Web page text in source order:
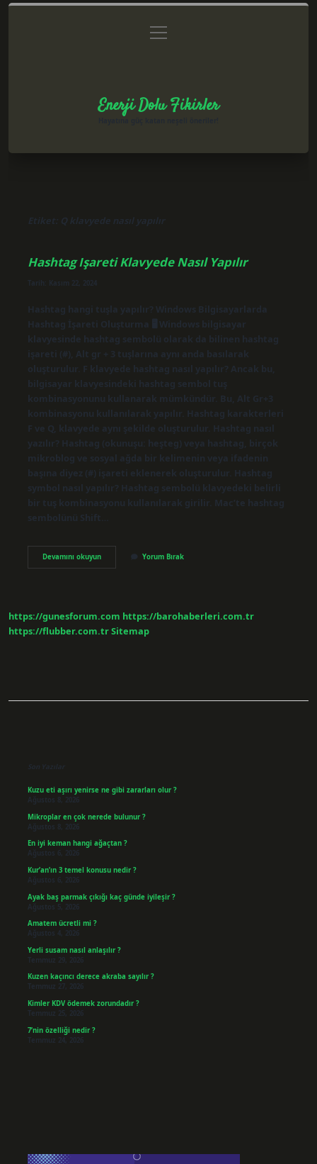
Gizlilik Politikası
menüyü
aç
Enerji Dolu Fikirler
Etiket: Q klavyede nasıl yapılır
Hashtag Işareti Klavyede Nasıl Yapılır
Tarih: Kasım 22, 2024
Hashtag hangi tuşla yapılır? Windows Bilgisayarlarda
Hashtag İşareti Oluşturma 🖥 Windows bilgisayar
klavyesinde hashtag sembolü olarak da bilinen hashtag
işareti (#), Alt gr + 3 tuşlarına aynı anda basılarak
oluşturulur. F klavyede hashtag nasıl yapılır? Ancak bu,
bilgisayar klavyesindeki hashtag sembol tuş
kombinasyonunu kullanarak mümkündür. Bu, Alt Gr+3
kombinasyonu kullanılarak yapılır. Hashtag karakterleri
F ve Q, klavyede aynı şekilde oluşturulur. Hashtag nasıl
yazılır? Hashtag (okunuşu: heşteg) veya hashtag, birçok
mikroblog ve sosyal ağda bir kelimenin veya ifadenin
başına diyez (#) işareti eklenerek oluşturulur. Hashtag
symbol nasıl yapılır? Hashtag sembolü klavyedeki belirli
bir tuş kombinasyonu kullanılarak girilir. Mac’te hashtag
sembolünü Shift…
Devamını okuyunHashtag
Işareti
Yorum Bırak
https://gunesforum.com https://barohaberleri.com.tr
https://flubber.com.trSitemap
Son Yazılar
Kuzu eti aşırı yenirse ne gibi zararları olur ?
Ağustos 8, 2026
Mikroplar en çok nerede bulunur ?
Ağustos 8, 2026
En iyi keman hangi ağaçtan ?
Ağustos 6, 2026
Kur’an’ın 3 temel konusu nedir ?
Ağustos 6, 2026
Ayak baş parmak çıkığı kaç günde iyileşir ?
Ağustos 5, 2026
Amatem ücretli mi ?
Ağustos 4, 2026
Yerli susam nasıl anlaşılır ?
Temmuz 29, 2026
Kuzen kaçıncı derece akraba sayılır ?
Temmuz 27, 2026
Kimler KDV ödemek zorundadır ?
Temmuz 25, 2026
7’nin özelliği nedir ?
Temmuz 24, 2026